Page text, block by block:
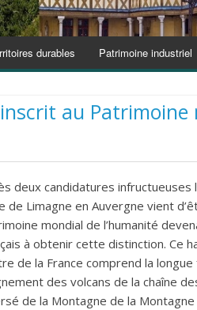
durables Patrimoine industriel
au Patrimoine
deux candidatures infructueuses
de Limagne en Auvergne vient
mondial de l’humanité
à obtenir cette distinction. Ce
de la France comprend la longue
des volcans de la chaîne
de la Montagne de la